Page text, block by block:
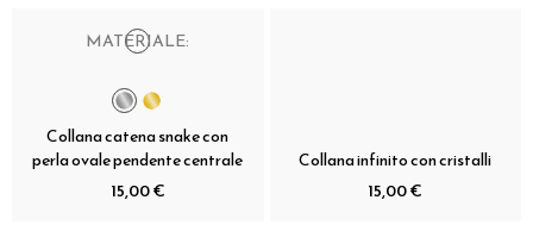
MATERIALE:
Collana catena snake con
perla ovale pendente centrale
15,00 €
Collana infinito con cristalli
15,00 €